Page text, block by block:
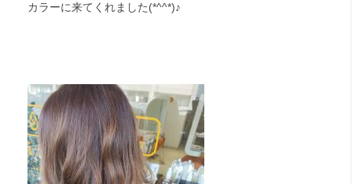
カラーに来てくれました(*^^*)♪